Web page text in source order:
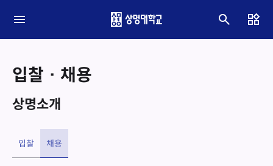
입찰 · 채용
상명소개
입찰 채용